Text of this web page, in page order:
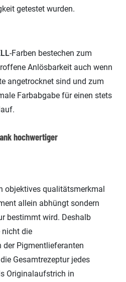
getestet wurden.
-Farben bestechen zum
Anlösbarkeit auch wenn
angetrocknet sind und zum
Farbabgabe für einen stets
hochwertiger
objektives qualitätsmerkmal
allein abhüngt sondern
bestimmt wird. Deshalb
nicht die
Pigmentlieferanten
Gesamtrezeptur jedes
Originalaufstrich in